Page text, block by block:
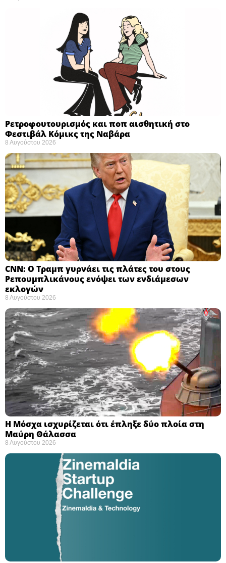
Ρετροφουτουρισμός και ποπ αισθητική στο
Φεστιβάλ Κόμικς της Ναβάρα ​
8 Αυγούστου 2026
CNN: Ο Τραμπ γυρνάει τις πλάτες του στους
Ρεπουμπλικάνους ενόψει των ενδιάμεσων
εκλογών ​
8 Αυγούστου 2026
Η Μόσχα ισχυρίζεται ότι έπληξε δύο πλοία στη
Μαύρη Θάλασσα ​
8 Αυγούστου 2026